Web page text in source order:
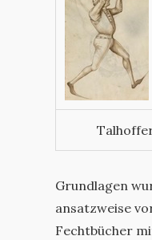
Grundlagen
ansatzweise
Fechtbücher